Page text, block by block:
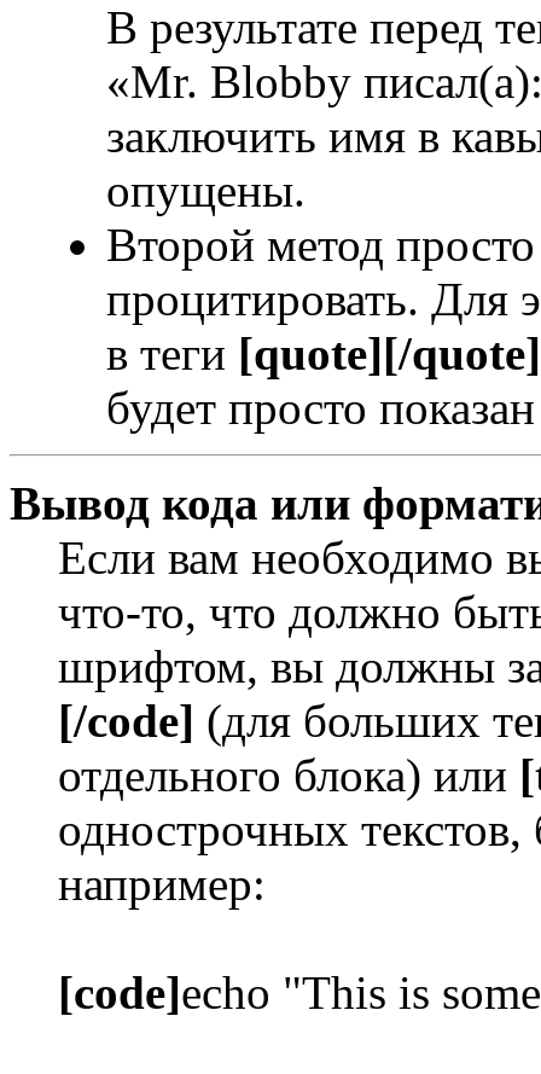
В результате перед
«Mr. Blobby
заключить имя в
опущены.
Второй метод
процитировать. Для
в теги [quote][/quote]
будет просто
Вывод кода или
Если вам необходимо
что-то, что должно
шрифтом, вы должны
[/code] (для больших
отдельного блока) или
однострочных текстов,
например:
[code]echo "This is